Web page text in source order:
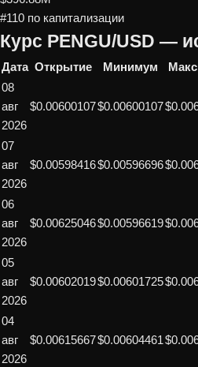
#110 по капитализации
Курс PENGU/USD —
Дата Открытие Минимум
08
авг
2026
$0.00600107$0.00600107
07
авг
2026
$0.00598416$0.00596696
06
авг
2026
$0.00625046$0.00596619
05
авг
2026
$0.00602019$0.00601725
04
авг
2026
$0.00615667$0.00604461